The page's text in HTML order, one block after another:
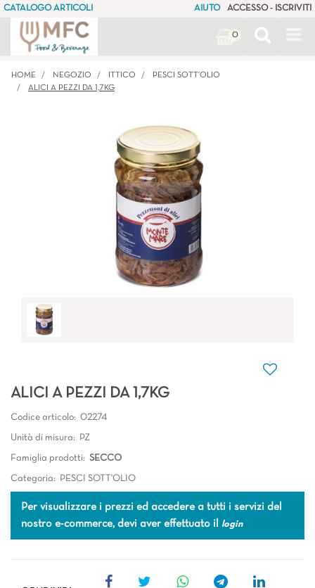
CATALOGO ARTICOLI AIUTO ACCESSO - ISCRIVITI
0
HOME NEGOZIO ITTICO
PESCI SOTT'OLIO
ALICI A PEZZI DA 1,7KG
ALICI A PEZZI DA 1,7KG
Codice articolo: 02274
Unità di misura: PZ
Famiglia prodotti: SECCO
Categoria: PESCI SOTT'OLIO
Per visualizzare i prezzi ed accedere a tutti i servizi del
nostro e-commerce, devi aver effettuato il login